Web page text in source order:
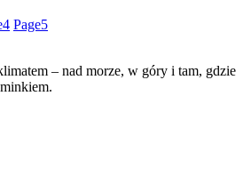
4 Page5
– nad morze, w góry i tam, gdzie